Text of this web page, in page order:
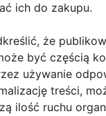
ich do zakupu.
że
być częścią
używanie
treści,
ilość ruchu